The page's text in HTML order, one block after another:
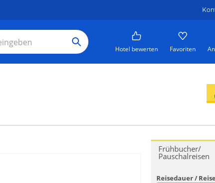
Hotel bewerten Favoriten
Frühbucher/
Pauschalreisen
Reisedauer /